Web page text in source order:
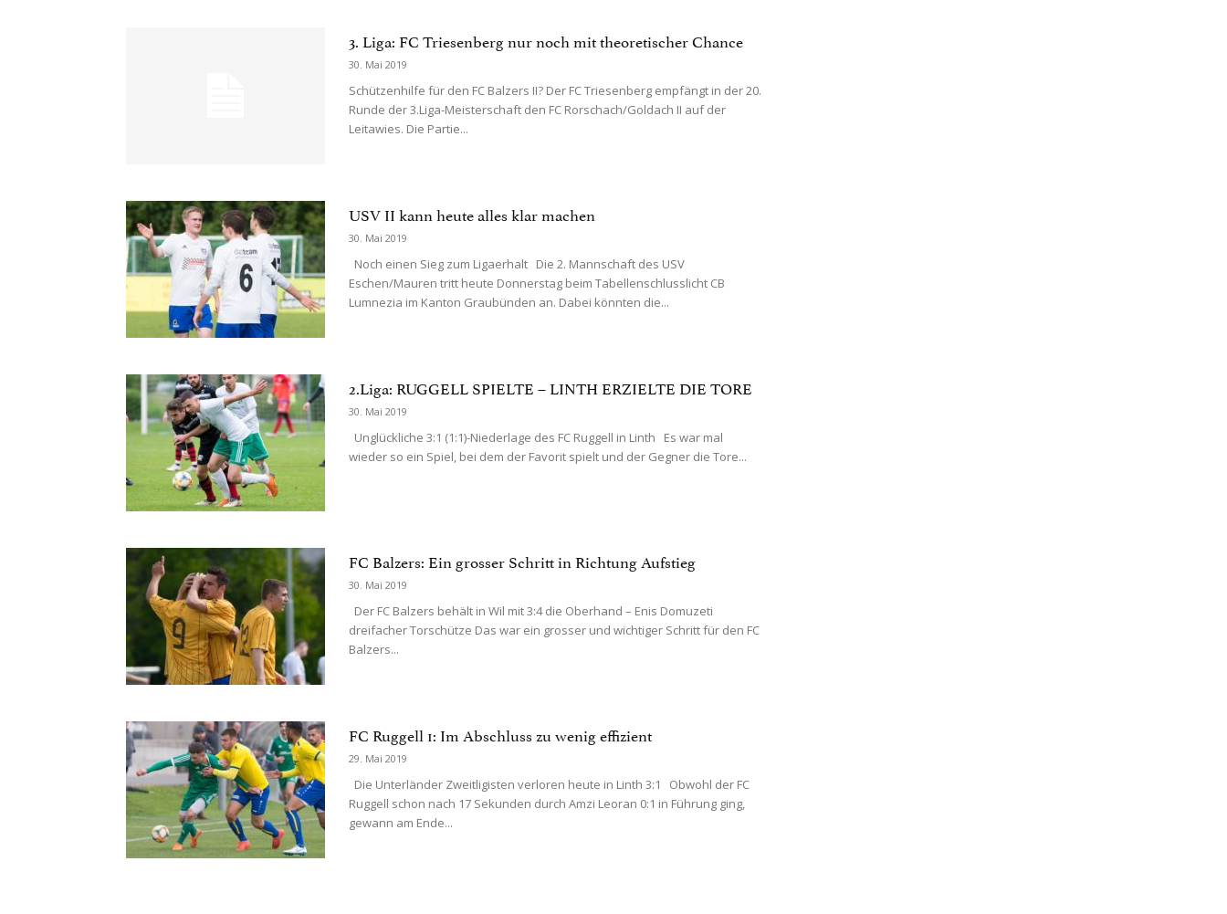
3. Liga: FC Triesenberg nur noch mit theoretischer Chance
30. Mai 2019
Schützenhilfe für den FC Balzers II? Der FC Triesenberg empfängt in der 20.
Runde der 3.Liga-Meisterschaft den FC Rorschach/Goldach II auf der
Leitawies. Die Partie...
USV II kann heute alles klar machen
30. Mai 2019
Noch einen Sieg zum Ligaerhalt Die 2. Mannschaft des USV
Eschen/Mauren tritt heute Donnerstag beim Tabellenschlusslicht CB
Lumnezia im Kanton Graubünden an. Dabei könnten die...
2.Liga: RUGGELL SPIELTE – LINTH ERZIELTE DIE TORE
30. Mai 2019
Unglückliche 3:1 (1:1)-Niederlage des FC Ruggell in Linth Es war mal
wieder so ein Spiel, bei dem der Favorit spielt und der Gegner die Tore...
FC Balzers: Ein grosser Schritt in Richtung Aufstieg
30. Mai 2019
Der FC Balzers behält in Wil mit 3:4 die Oberhand – Enis Domuzeti
dreifacher Torschütze Das war ein grosser und wichtiger Schritt für den FC
Balzers...
FC Ruggell 1: Im Abschluss zu wenig effizient
29. Mai 2019
Die Unterländer Zweitligisten verloren heute in Linth 3:1 Obwohl der FC
Ruggell schon nach 17 Sekunden durch Amzi Leoran 0:1 in Führung ging,
gewann am Ende...